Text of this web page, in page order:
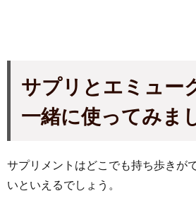
サプリとエミュー
一緒に使ってみま
サプリメントはどこでも持ち歩きが
いといえるでしょう。